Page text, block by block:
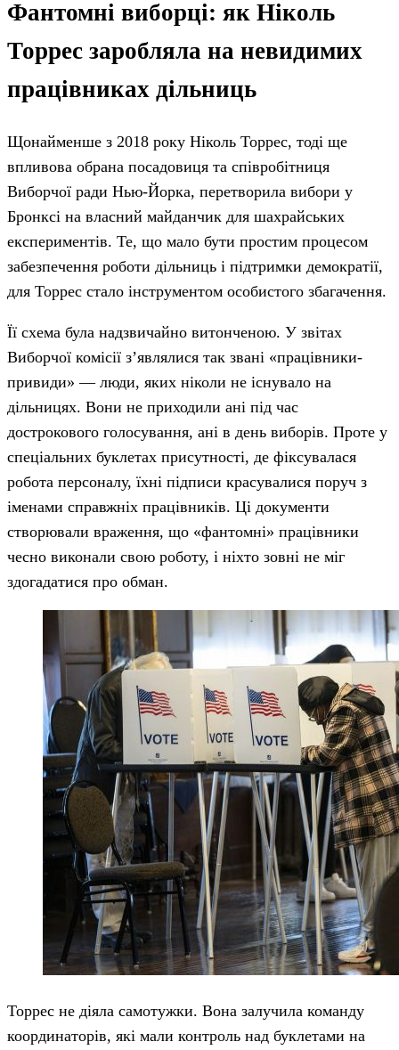
Фантомні виборці: як Ніколь
Торрес заробляла на невидимих
працівниках дільниць
Щонайменше з 2018 року Ніколь Торрес, тоді ще
впливова обрана посадовиця та співробітниця
Виборчої ради Нью-Йорка, перетворила вибори у
Бронксі на власний майданчик для шахрайських
експериментів. Те, що мало бути простим процесом
забезпечення роботи дільниць і підтримки демократії,
для Торрес стало інструментом особистого збагачення.
Її схема була надзвичайно витонченою. У звітах
Виборчої комісії з’являлися так звані «працівники-
привиди» — люди, яких ніколи не існувало на
дільницях. Вони не приходили ані під час
дострокового голосування, ані в день виборів. Проте у
спеціальних буклетах присутності, де фіксувалася
робота персоналу, їхні підписи красувалися поруч з
іменами справжніх працівників. Ці документи
створювали враження, що «фантомні» працівники
чесно виконали свою роботу, і ніхто зовні не міг
здогадатися про обман.
Торрес не діяла самотужки. Вона залучила команду
координаторів, які мали контроль над буклетами на